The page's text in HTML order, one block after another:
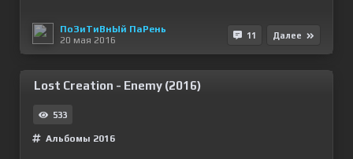
ПоЗиТиВнЫй ПаРень
20 мая 2016
11 Далее
Lost Creation - Enemy (2016)
533
Альбомы 2016